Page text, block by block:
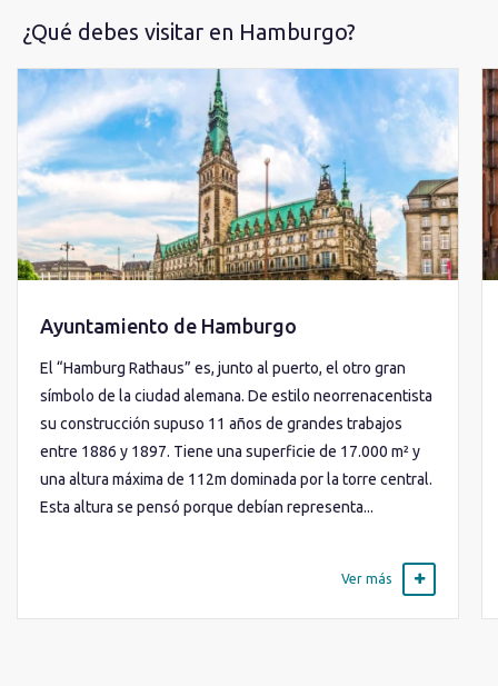
¿Qué debes visitar en Hamburgo?
Ayuntamiento de Hamburgo
El “Hamburg Rathaus” es, junto al puerto, el otro gran
símbolo de la ciudad alemana. De estilo neorrenacentista
su construcción supuso 11 años de grandes trabajos
entre 1886 y 1897. Tiene una superficie de 17.000 m² y
una altura máxima de 112m dominada por la torre central.
Esta altura se pensó porque debían representa...
Ver más